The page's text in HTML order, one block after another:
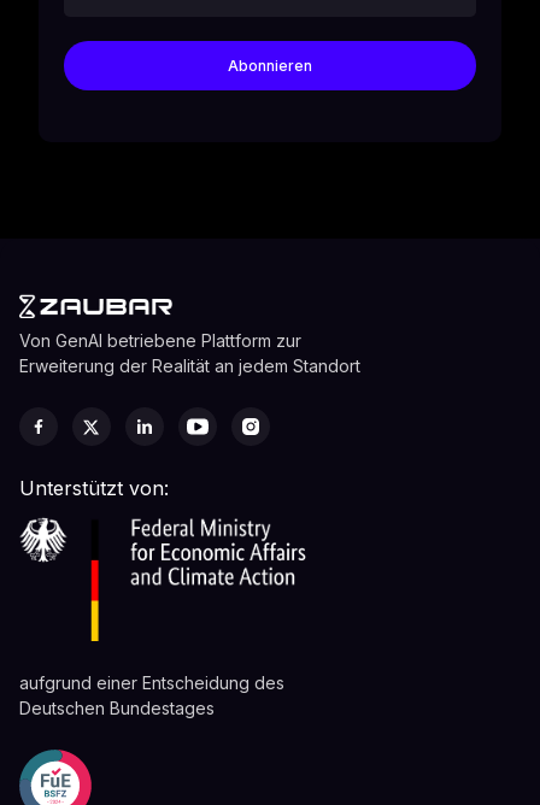
Von GenAI betriebene Plattform zur
Erweiterung der Realität an jedem Standort
Unterstützt von:
aufgrund einer Entscheidung des
Deutschen Bundestages